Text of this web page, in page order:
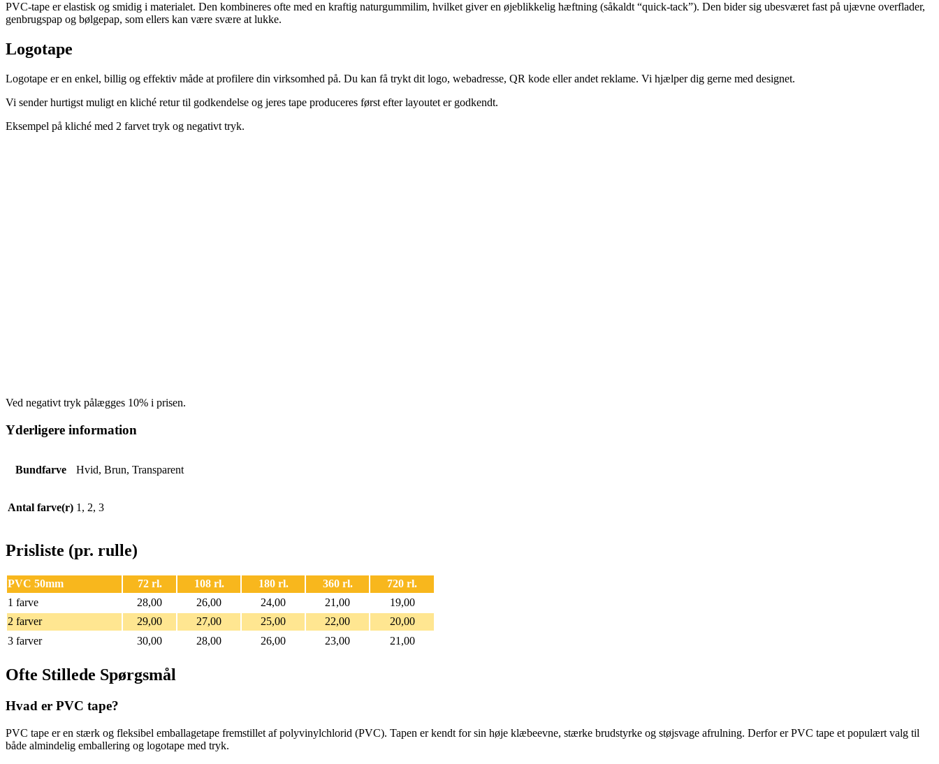
PVC-tape er elastisk og smidig i materialet. Den kombineres ofte med en kraftig naturgummilim, hvilket giver en øjeblikkelig hæftning (såkaldt “quick-tack”). Den bider sig ubesværet fast på ujævne overflader,
genbrugspap og bølgepap, som ellers kan være svære at lukke.
Logotape
Logotape er en enkel, billig og effektiv måde at profilere din virksomhed på. Du kan få trykt dit logo, webadresse, QR kode eller andet reklame. Vi hjælper dig gerne med designet.
Vi sender hurtigst muligt en kliché retur til godkendelse og jeres tape produceres først efter layoutet er godkendt.
Eksempel på kliché med 2 farvet tryk og negativt tryk.
Ved negativt tryk pålægges 10% i prisen.
Yderligere information
Bundfarve Hvid, Brun, Transparent
Antal farve(r) 1, 2, 3
Prisliste (pr. rulle)
PVC 50mm 72 rl. 108 rl. 180 rl. 360 rl.
720 rl.
1 farve
28,00 26,00 24,00 21,00
19,00
2 farver
29,00 27,00 25,00 22,00
20,00
3 farver
30,00 28,00 26,00 23,00 21,00
Ofte Stillede Spørgsmål
Hvad er PVC tape?
PVC tape er en stærk og fleksibel emballagetape fremstillet af polyvinylchlorid (PVC). Tapen er kendt for sin høje klæbeevne, stærke brudstyrke og støjsvage afrulning. Derfor er PVC tape et populært valg til
både almindelig emballering og logotape med tryk.